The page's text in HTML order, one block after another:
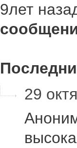
9лет
29